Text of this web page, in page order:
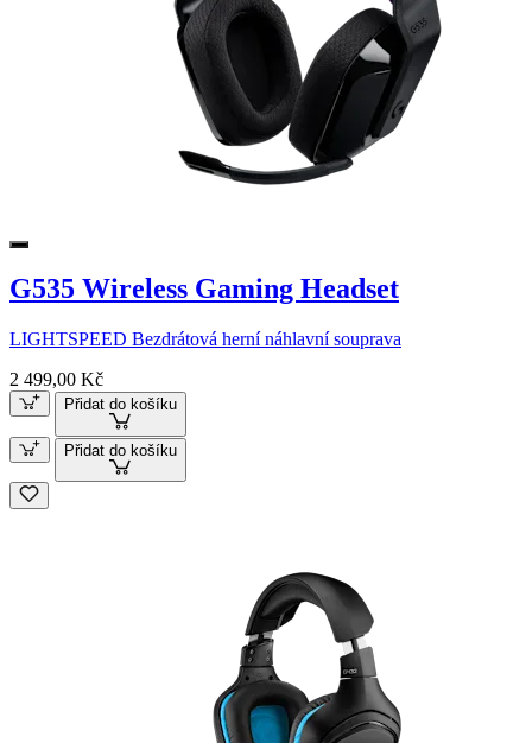
G535 Wireless Gaming Headset
LIGHTSPEED Bezdrátová herní náhlavní souprava
2 499,00 Kč
Přidat do košíku
Přidat do košíku